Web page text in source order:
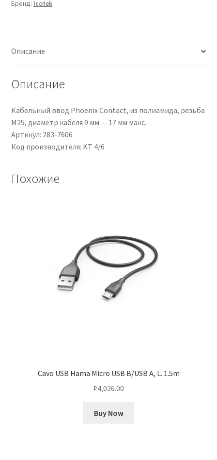
in
Бренд: Icotek
Описание
Описание
Кабельный ввод Phoenix Contact, из полиамида, резьба
M25, диаметр кабеля 9 мм — 17 мм макс.
Артикул: 283-7606
Код производителя: KT 4/6
Похожие
Cavo USB Hama Micro USB B/USB A, L. 1.5m
₽4,026.00
Buy Now